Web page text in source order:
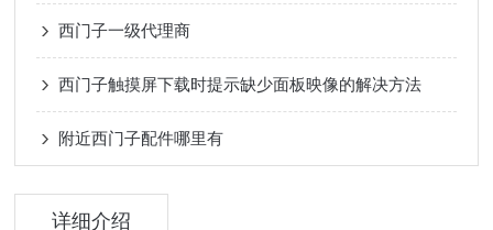
西门子一级代理商
西门子触摸屏下载时提示缺少面板映像的解决方法
附近西门子配件哪里有
详细介绍